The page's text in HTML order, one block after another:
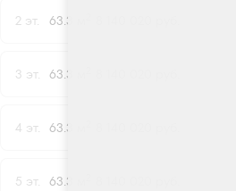
2 эт. 63.3 м
3 эт. 63.3 м
4 эт. 63.3 м
5 эт. 63.3 м